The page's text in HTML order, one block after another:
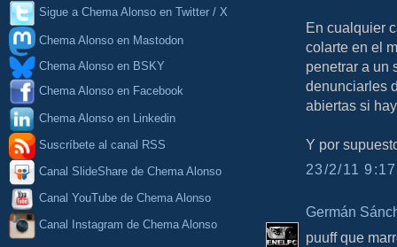
Sigue a Chema Alonso en Twitter / X
Chema Alonso en Mastodon
Chema Alonso en BSKY
Chema Alonso en Facebook
Chema Alonso en Linkedin
Suscríbete al canal RSS
Canal SlideShare de Chema Alonso
Canal YouTube de Chema Alonso
Canal Instagram de Chema Alonso
En cualquier
colarte en el
penetrar a un
denunciarles
abiertas si
Y por
23/2/11
Germán
puuff que